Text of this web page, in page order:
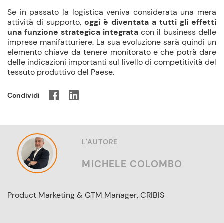
Se in passato la logistica veniva considerata una mera
attività di supporto, oggi è diventata a tutti gli effetti
una funzione strategica integrata con il business delle
imprese manifatturiere. La sua evoluzione sarà quindi un
elemento chiave da tenere monitorato e che potrà dare
delle indicazioni importanti sul livello di competitività del
tessuto produttivo del Paese.
Condividi
L'AUTORE
MICHELE COLOMBO
Product Marketing & GTM Manager, CRIBIS